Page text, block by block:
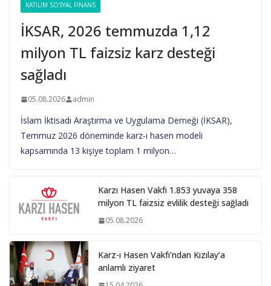
KATILIM SOSYAL FINANS
İKSAR, 2026 temmuzda 1,12
milyon TL faizsiz karz desteği
sağladı
05.08.2026 admin
İslam İktisadı Araştırma ve Uygulama Derneği (İKSAR),
Temmuz 2026 döneminde karz-ı hasen modeli
kapsamında 13 kişiye toplam 1 milyon…
Karzı Hasen Vakfı 1.853 yuvaya 358
milyon TL faizsiz evlilik desteği sağladı
05.08.2026
Karz-ı Hasen Vakfı’ndan Kızılay’a
anlamlı ziyaret